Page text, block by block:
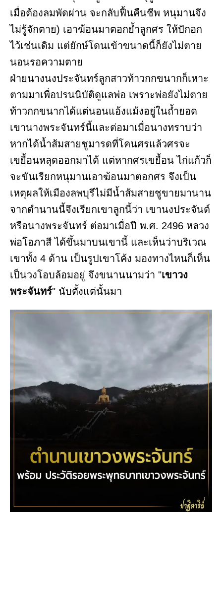
เมื่อต้องลมพัดผ่าน จะกลับฟื้นคืนชีพ หนุมานจึง
ไม่รู้จักตาย) เอาฆ้อนมาตอกย้ำลูกศร ให้ปักอก
ไว้เช่นเดิม แต่ยักษ์โดนเข้าขนาดนี้ก็ยังไม่ตาย
นอนรอความตาย
ฝ่ายนางนงประจันทร์ลูกสาวท้าวกกขนากก็เหาะ
ตามมาเพื่อปรนนิบัติดูแลพ่อ เพราะพ่อยังไม่ตาย
ท้าวกกขนากได้แต่นอนแอ้งแม้งอยู่ในถ้ำยอด
เขานางพระจันทร์นี้และต่อมาเมื่อนางทราบว่า
หากได้น้ำส้มสายชูมารดที่โคนศรแล้วศรจะ
เขยื้อนหลุดออกมาได้ แต่หากศรเขยื้อน ไก่แก้วก็
จะขันเรียกหนุมานเอาฆ้อนมาตอกศร จึงเป็น
เหตุผลให้เมืองลพบุรีไม่มีน้ำส้มสายชูขายมานาน
จากตำนานนี้จึงเรียกเขาลูกนี้ว่า เขานงประจันต์
หรือนางพระจันทร์ ต่อมาเมื่อปี พ.ศ. 2496 หลวง
พ่อโอภาสี ได้ขึ้นมาบนเขานี้ และเห็นว่าบริเวณ
เขาทั้ง 4 ด้าน เป็นรูปเขาโค้ง มองทางไหนก็เห็น
เป็นวงโอบล้อมอยู่ จึงขนานนามว่า "เขาวง
พระจันทร์" นับตั้งแต่นั้นมา